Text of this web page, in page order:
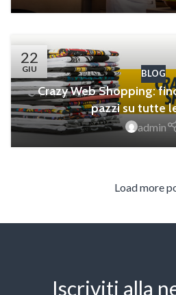
22
GIU BLOG
Crazy Web Shopping:
pazzi su tutte
admin
Load more
Iscriviti alla